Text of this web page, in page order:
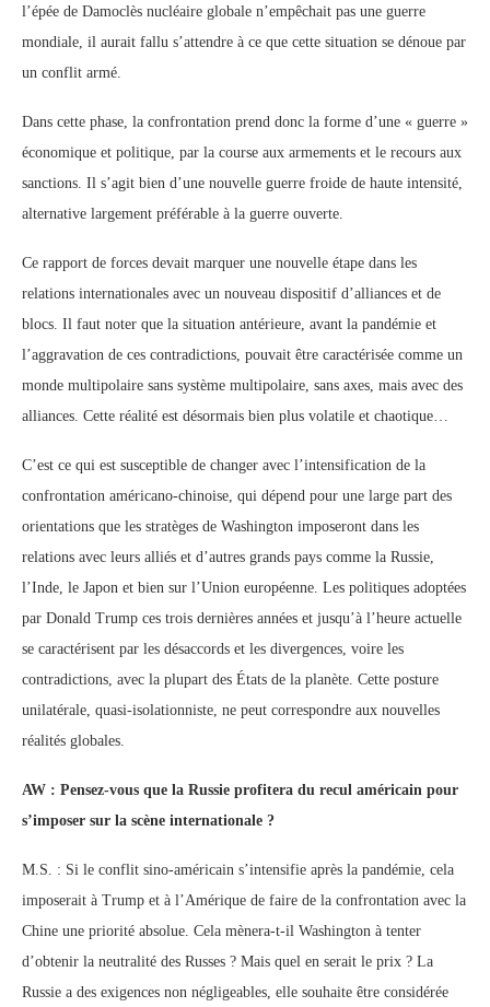
l’épée de Damoclès nucléaire globale n’empêchait pas une guerre
mondiale, il aurait fallu s’attendre à ce que cette situation se dénoue par
un conflit armé.
Dans cette phase, la confrontation prend donc la forme d’une « guerre »
économique et politique, par la course aux armements et le recours aux
sanctions. Il s’agit bien d’une nouvelle guerre froide de haute intensité,
alternative largement préférable à la guerre ouverte.
Ce rapport de forces devait marquer une nouvelle étape dans les
relations internationales avec un nouveau dispositif d’alliances et de
blocs. Il faut noter que la situation antérieure, avant la pandémie et
l’aggravation de ces contradictions, pouvait être caractérisée comme un
monde multipolaire sans système multipolaire, sans axes, mais avec des
alliances. Cette réalité est désormais bien plus volatile et chaotique…
C’est ce qui est susceptible de changer avec l’intensification de la
confrontation américano-chinoise, qui dépend pour une large part des
orientations que les stratèges de Washington imposeront dans les
relations avec leurs alliés et d’autres grands pays comme la Russie,
l’Inde, le Japon et bien sur l’Union européenne. Les politiques adoptées
par Donald Trump ces trois dernières années et jusqu’à l’heure actuelle
se caractérisent par les désaccords et les divergences, voire les
contradictions, avec la plupart des États de la planète. Cette posture
unilatérale, quasi-isolationniste, ne peut correspondre aux nouvelles
réalités globales.
AW : Pensez-vous que la Russie profitera du recul américain pour
s’imposer sur la scène internationale ?
M.S. : Si le conflit sino-américain s’intensifie après la pandémie, cela
imposerait à Trump et à l’Amérique de faire de la confrontation avec la
Chine une priorité absolue. Cela mènera-t-il Washington à tenter
d’obtenir la neutralité des Russes ? Mais quel en serait le prix ? La
Russie a des exigences non négligeables, elle souhaite être considérée